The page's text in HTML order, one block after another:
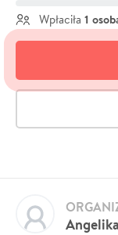
Wpłaciła 1